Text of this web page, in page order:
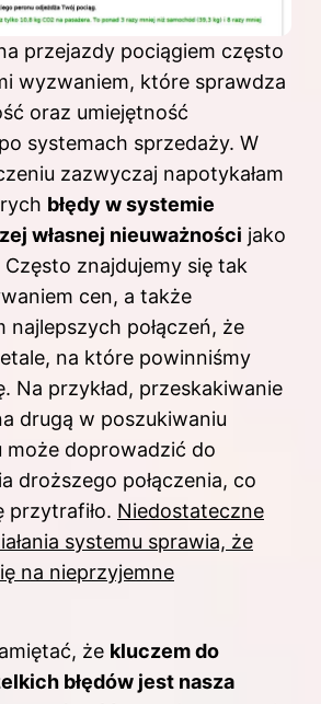
przejazdy pociągiem często
wyzwaniem, które sprawdza
oraz umiejętność
systemach sprzedaży. W
zazwyczaj napotykałam
błędy w systemie
własnej nieuważności jako
znajdujemy się tak
cen, a także
najlepszych połączeń, że
na które powinniśmy
Na przykład, przeskakiwanie
drugą w poszukiwaniu
może doprowadzić do
droższego połączenia, co
przytrafiło. Niedostateczne
systemu sprawia, że
na nieprzyjemne
że kluczem do
błędów jest nasza